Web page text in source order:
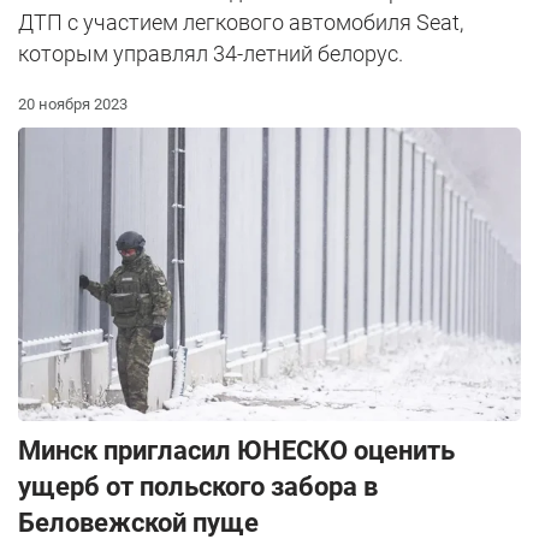
ДТП с участием легкового автомобиля Seat,
которым управлял 34-летний белорус.
20 ноября 2023
Минск пригласил ЮНЕСКО оценить
ущерб от польского забора в
Беловежской пуще